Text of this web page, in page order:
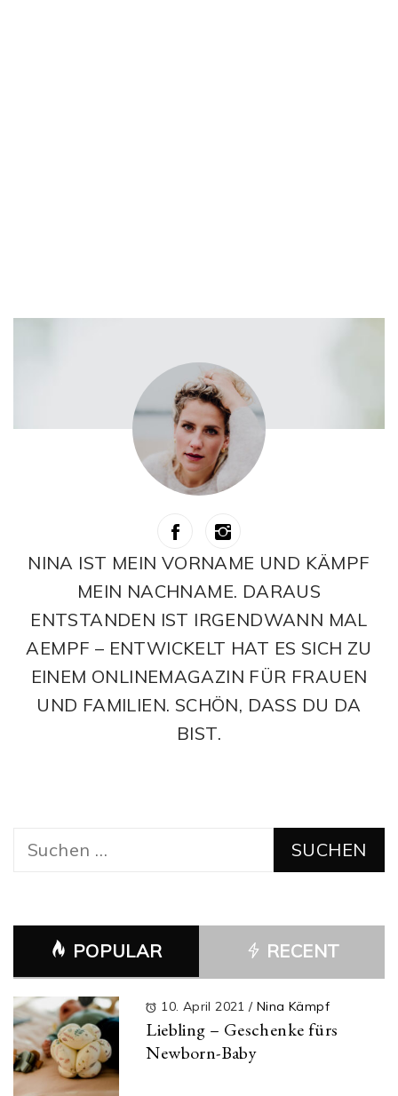
NINA IST MEIN VORNAME UND KÄMPF
MEIN NACHNAME. DARAUS
ENTSTANDEN IST IRGENDWANN MAL
AEMPF – ENTWICKELT HAT ES SICH ZU
EINEM ONLINEMAGAZIN FÜR FRAUEN
UND FAMILIEN. SCHÖN, DASS DU DA
BIST.
Suchen
POPULAR RECENT
10. April 2021/ Nina Kämpf
Liebling – Geschenke fürs
Newborn-Baby